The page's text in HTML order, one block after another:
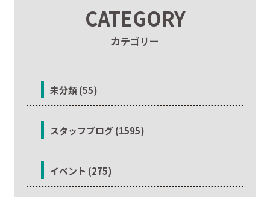
CATEGORY
カテゴリー
未分類 (55)
スタッフブログ (1595)
イベント (275)